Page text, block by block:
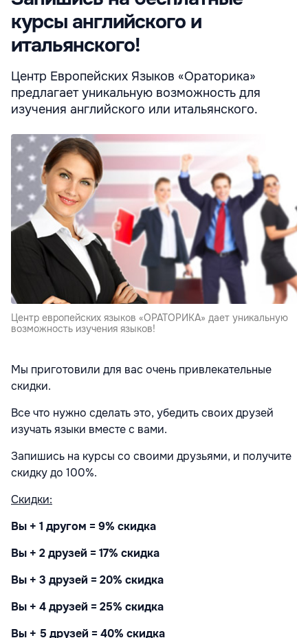
курсы английского и
итальянского!
Центр Европейских Языков «Ораторика»
предлагает уникальную возможность для
изучения английского или итальянского.
Центр европейских языков «ОРАТОРИКА» дает уникальную
возможность изучения языков!
Мы приготовили для вас очень привлекательные
скидки.
Все что нужно сделать это, убедить своих друзей
изучать языки вместе с вами.
Запишись на курсы со своими друзьями, и получите
скидку до 100%.
Скидки:
Вы + 1 другом = 9% скидка
Вы + 2 друзей = 17% скидка
Вы + 3 друзей = 20% скидка
Вы + 4 друзей = 25% скидка
Вы + 5 друзей = 40% скидка